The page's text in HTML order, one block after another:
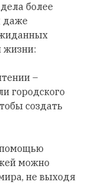
более
даже
жизни:
–
городского
создать
помощью
можно
не выходя